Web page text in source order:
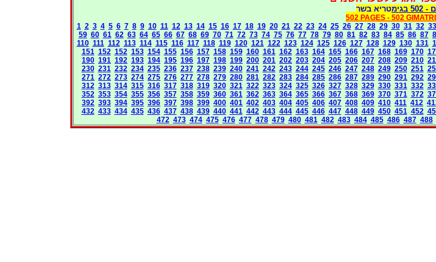
- 502 בגימטריא בשר
502 PAGES - 502
1 2 3 4 5 6 7 8 9 10 11 12 13 14 15 16 17 18 19 20 21 22 23 24 25 26 27 28 29 30 31 32 33
59 60 61 62 63 64 65 66 67 68 69 70 71 72 73 74 75 76 77 78 79 80 81 82 83 84 85 86 87
110 111 112 113 114 115 116 117 118 119 120 121 122 123 124 125 126 127 128 129 130 131
151 152 152 153 154 155 156 157 158 159 160 161 162 163 164 165 166 167 168 169 170
190 191 192 193 194 195 196 197 198 199 200 201 202 203 204 205 206 207 208 209 210
230 231 232 234 235 236 237 238 239 240 241 242 243 244 245 246 247 248 249 250 251
271 272 273 274 275 276 277 278 279 280 281 282 283 284 285 286 287 289 290 291 292
312 313 314 315 316 317 318 319 320 321 322 323 324 325 326 327 328 329 330 331 332
352 353 354 355 356 357 358 359 360 361 362 363 364 365 366 367 368 369 370 371 372
392 393 394 395 396 397 398 399 400 401 402 403 404 405 406 407 408 409 410 411 412
432 433 434 435 436 437 438 439 440 441 442 443 444 445 446 447 448 449 450 451 452
472 473 474 475 476 477 478 479 480 481 482 483 484 485 486 487 488